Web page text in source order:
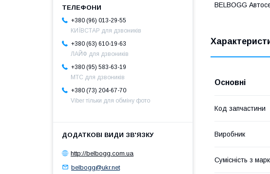
BELBOGG
Основні
Код запчастини
Виробник
Сумісність з
+380 (96) 013-29-55
КИЇВСТАР для дзвоників
+380 (63) 610-19-63
ЛАЙФ для дзвоників
+380 (95) 583-63-19
МТС для дзвоників
+380 (73) 204-67-70
Viber тільки для обміну фото
http://belbogg.com.ua
belbogg@ukr.net